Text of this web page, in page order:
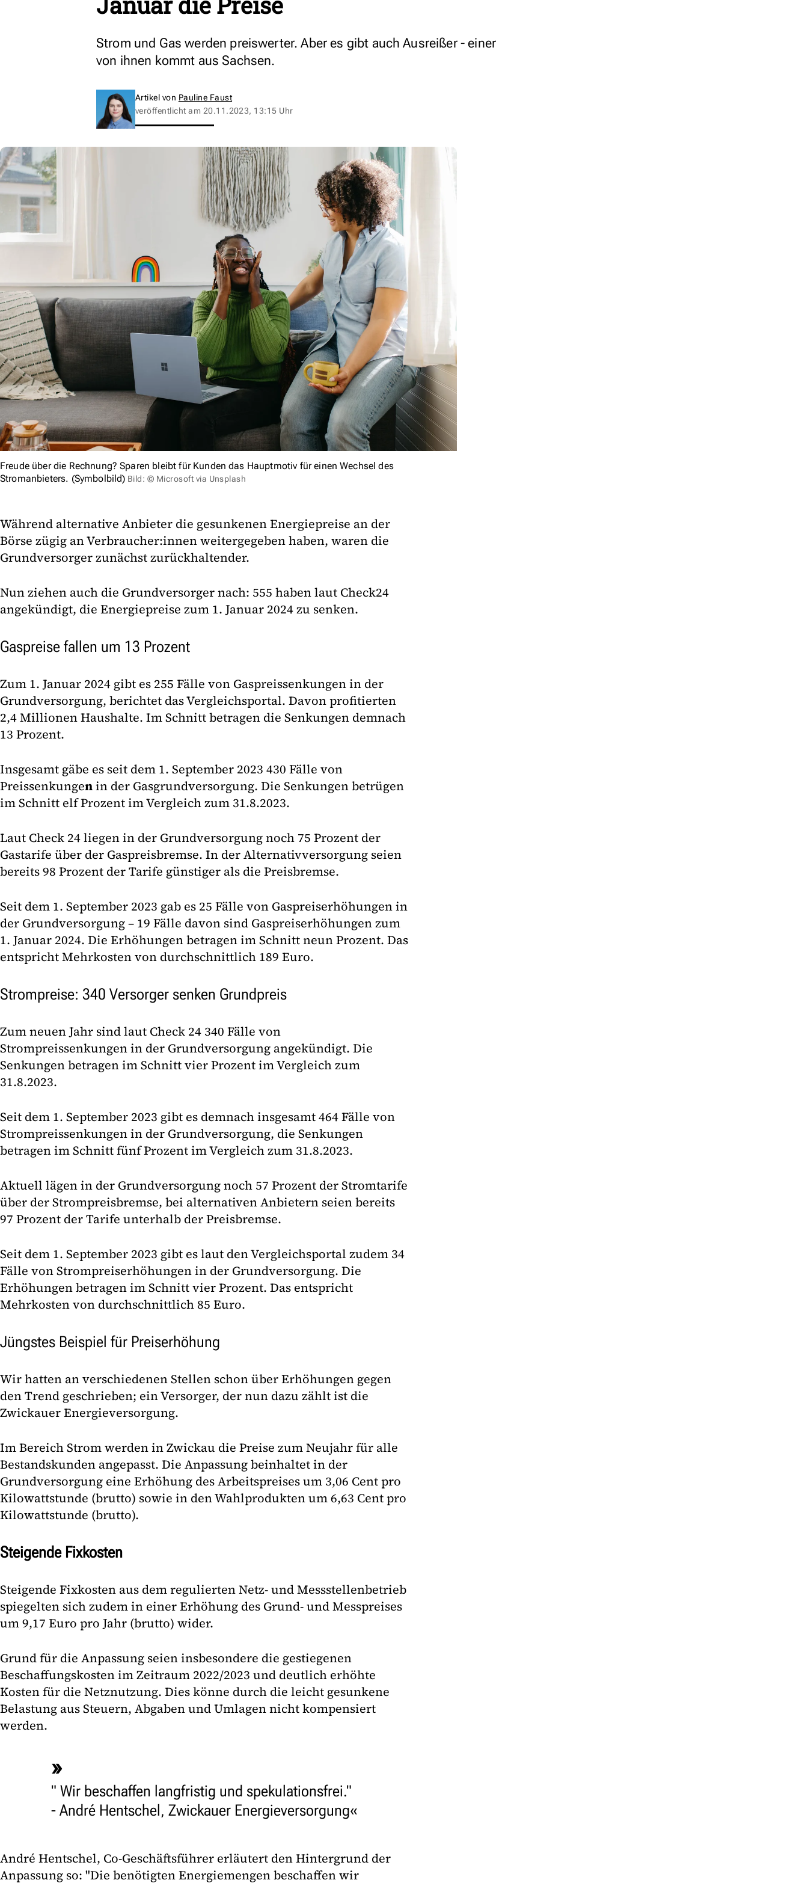
Strom und Gas werden preiswerter. Aber es gibt auch Ausreißer - einer
von ihnen kommt aus Sachsen.
Artikel von Pauline Faust
veröffentlicht am 20.11.2023, 13:15 Uhr
Freude über die Rechnung? Sparen bleibt für Kunden das Hauptmotiv für einen Wechsel des
Stromanbieters. (Symbolbild) Bild: © Microsoft via Unsplash
Während alternative Anbieter die gesunkenen Energiepreise an der
Börse zügig an Verbraucher:innen weitergegeben haben, waren die
Grundversorger zunächst zurückhaltender.
Nun ziehen auch die Grundversorger nach: 555 haben laut Check24
angekündigt, die Energiepreise zum 1. Januar 2024 zu senken.
Gaspreise fallen um 13 Prozent
Zum 1. Januar 2024 gibt es 255 Fälle von Gaspreissenkungen in der
Grundversorgung, berichtet das Vergleichsportal. Davon profitierten
2,4 Millionen Haushalte. Im Schnitt betragen die Senkungen demnach
13 Prozent.
Insgesamt gäbe es seit dem 1. September 2023 430 Fälle von
Preissenkungenin der Gasgrundversorgung. Die Senkungen betrügen
im Schnitt elf Prozent im Vergleich zum 31.8.2023.
Laut Check 24 liegen in der Grundversorgung noch 75 Prozent der
Gastarife über der Gaspreisbremse. In der Alternativversorgung seien
bereits 98 Prozent der Tarife günstiger als die Preisbremse.
Seit dem 1. September 2023 gab es 25 Fälle von Gaspreiserhöhungen in
der Grundversorgung – 19 Fälle davon sind Gaspreiserhöhungen zum
1. Januar 2024. Die Erhöhungen betragen im Schnitt neun Prozent. Das
entspricht Mehrkosten von durchschnittlich 189 Euro.
Strompreise: 340 Versorger senken Grundpreis
Zum neuen Jahr sind laut Check 24 340 Fälle von
Strompreissenkungen in der Grundversorgung angekündigt. Die
Senkungen betragen im Schnitt vier Prozent im Vergleich zum
31.8.2023.
Seit dem 1. September 2023 gibt es demnach insgesamt 464 Fälle von
Strompreissenkungen in der Grundversorgung, die Senkungen
betragen im Schnitt fünf Prozent im Vergleich zum 31.8.2023.
Aktuell lägen in der Grundversorgung noch 57 Prozent der Stromtarife
über der Strompreisbremse, bei alternativen Anbietern seien bereits
97 Prozent der Tarife unterhalb der Preisbremse.
Seit dem 1. September 2023 gibt es laut den Vergleichsportal zudem 34
Fälle von Strompreiserhöhungen in der Grundversorgung. Die
Erhöhungen betragen im Schnitt vier Prozent. Das entspricht
Mehrkosten von durchschnittlich 85 Euro.
Jüngstes Beispiel für Preiserhöhung
Wir hatten an verschiedenen Stellen schon über Erhöhungen gegen
den Trend geschrieben; ein Versorger, der nun dazu zählt ist die
Zwickauer Energieversorgung.
Im Bereich Strom werden in Zwickau die Preise zum Neujahr für alle
Bestandskunden angepasst. Die Anpassung beinhaltet in der
Grundversorgung eine Erhöhung des Arbeitspreises um 3,06 Cent pro
Kilowattstunde (brutto) sowie in den Wahlprodukten um 6,63 Cent pro
Kilowattstunde (brutto).
Steigende Fixkosten
Steigende Fixkosten aus dem regulierten Netz- und Messstellenbetrieb
spiegelten sich zudem in einer Erhöhung des Grund- und Messpreises
um 9,17 Euro pro Jahr (brutto) wider.
Grund für die Anpassung seien insbesondere die gestiegenen
Beschaffungskosten im Zeitraum 2022/2023 und deutlich erhöhte
Kosten für die Netznutzung. Dies könne durch die leicht gesunkene
Belastung aus Steuern, Abgaben und Umlagen nicht kompensiert
werden.
" Wir beschaffen langfristig und spekulationsfrei."
- André Hentschel, Zwickauer Energieversorgung
André Hentschel, Co-Geschäftsführer erläutert den Hintergrund der
Anpassung so: "Die benötigten Energiemengen beschaffen wir